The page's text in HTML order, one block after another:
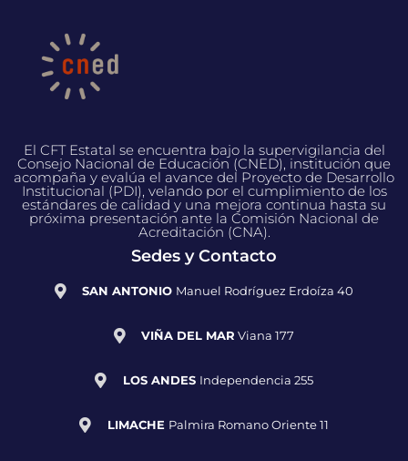
El CFT Estatal se encuentra bajo la supervigilancia del
Consejo Nacional de Educación (CNED), institución que
acompaña y evalúa el avance del Proyecto de Desarrollo
Institucional (PDI), velando por el cumplimiento de los
estándares de calidad y una mejora continua hasta su
próxima presentación ante la Comisión Nacional de
Acreditación (CNA).
Sedes y Contacto
SAN ANTONIO Manuel Rodríguez Erdoíza 40
VIÑA DEL MAR Viana 177
LOS ANDES Independencia 255
LIMACHE Palmira Romano Oriente 11